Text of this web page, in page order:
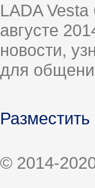
LADA
августе
новости,
для
© 2014-